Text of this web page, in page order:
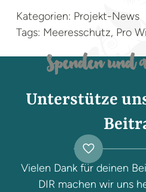
Kategorien: Projekt-News
Tags: Meeresschutz, Pro
Spenden und
Unterstütze
Vielen Dank für deinen
DIR machen wir uns